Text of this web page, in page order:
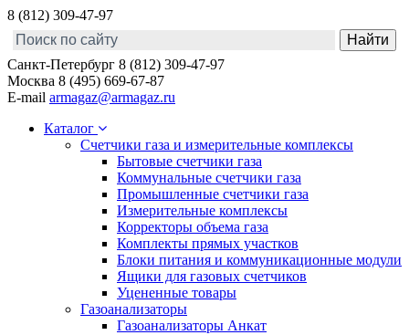
8 (812) 309-47-97
Санкт-Петербург 8 (812) 309-47-97
Москва 8 (495) 669-67-87
E-mail armagaz@armagaz.ru
Каталог
Счетчики газа и измерительные комплексы
Бытовые счетчики газа
Коммунальные счетчики газа
Промышленные счетчики газа
Измерительные комплексы
Корректоры объема газа
Комплекты прямых участков
Блоки питания и коммуникационные модули
Ящики для газовых счетчиков
Уцененные товары
Газоанализаторы
Газоанализаторы Анкат